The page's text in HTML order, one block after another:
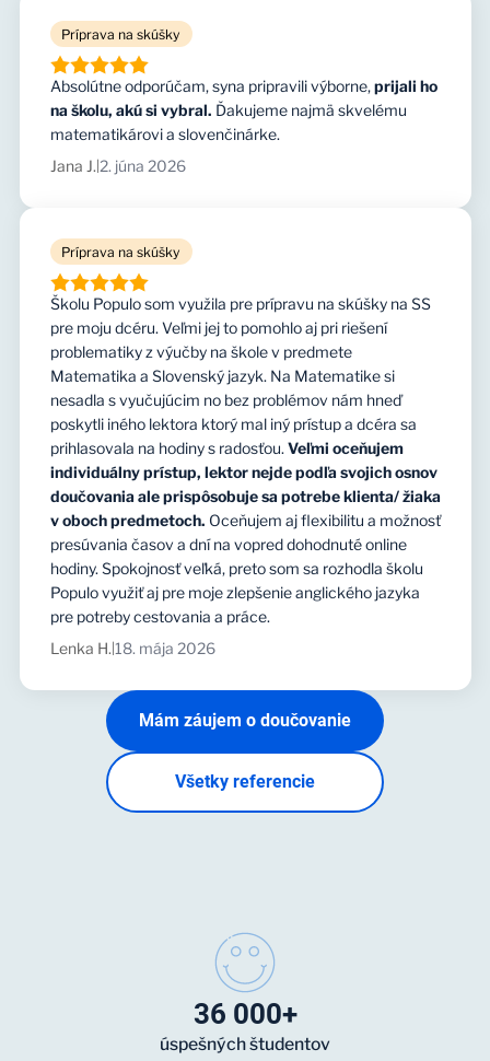
Príprava na skúšky
Absolútne odporúčam, syna pripravili výborne,prijali ho
na školu, akú si vybral. Ďakujeme najmä skvelému
matematikárovi a slovenčinárke.
Jana J. 2. júna 2026
Príprava na skúšky
Školu Populo som využila pre prípravu na skúšky na SS
pre moju dcéru. Veľmi jej to pomohlo aj pri riešení
problematiky z výučby na škole v predmete
Matematika a Slovenský jazyk. Na Matematike si
nesadla s vyučujúcim no bez problémov nám hneď
poskytli iného lektora ktorý mal iný prístup a dcéra sa
prihlasovala na hodiny s radosťou. Veľmi oceňujem
individuálny prístup, lektor nejde podľa svojich osnov
doučovania ale prispôsobuje sa potrebe klienta/ žiaka
v oboch predmetoch. Oceňujem aj flexibilitu a možnosť
presúvania časov a dní na vopred dohodnuté online
hodiny. Spokojnosť veľká, preto som sa rozhodla školu
Populo využiť aj pre moje zlepšenie anglického jazyka
pre potreby cestovania a práce.
Lenka H. 18. mája 2026
Mám záujem o doučovanie
Všetky referencie
36 000+
úspešných študentov